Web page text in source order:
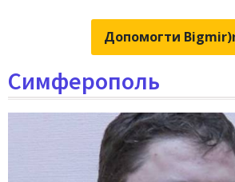
Допомогти
Симферополь